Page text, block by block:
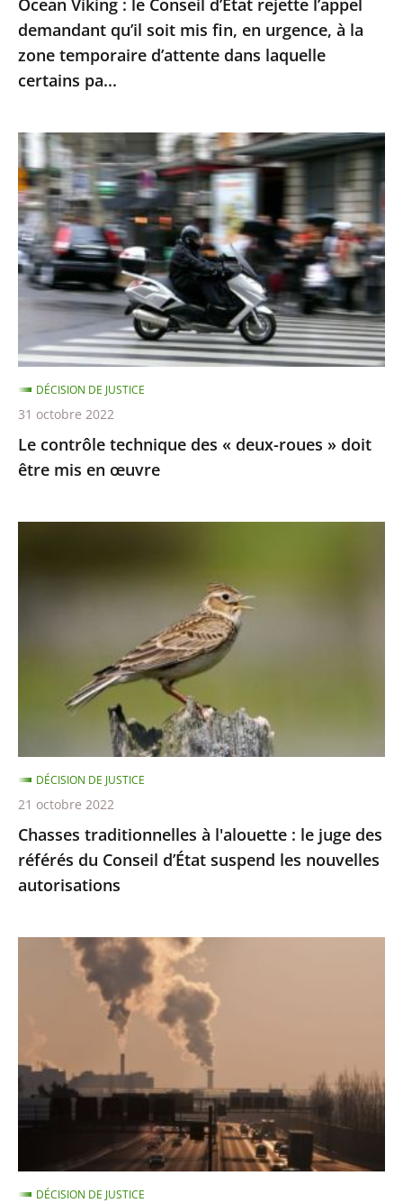
en
urgence,
temporaire
d’attente
dans
laquelle
certains
pa...
Ocean Viking : le Conseil d’État rejette l’appel
demandant qu’il soit mis fin, en urgence, à la
zone temporaire d’attente dans laquelle
certains pa...
Le
contrôle
technique
des
«
deux-
roues
doit
être
mis
en
œuvre
Le contrôle technique des « deux-roues » doit
être mis en œuvre
DÉCISION DE JUSTICE
31 octobre 2022
du
Conseil
d’État
suspend
les
nouvelles
Chasses traditionnelles à l'alouette : le juge des
référés du Conseil d’État suspend les nouvelles
autorisations
DÉCISION DE JUSTICE
21 octobre 2022
Pollution
Conseil
d'État
condamne
à
DÉCISION DE JUSTICE